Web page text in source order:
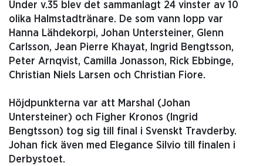
Under v.35 blev det sammanlagt 24 vinster av 10
olika Halmstadtränare. De som vann lopp var
Hanna Lähdekorpi, Johan Untersteiner, Glenn
Carlsson, Jean Pierre Khayat, Ingrid Bengtsson,
Peter Arnqvist, Camilla Jonasson, Rick Ebbinge,
Christian Niels Larsen och Christian Fiore.
Höjdpunkterna var att Marshal (Johan
Untersteiner) och Figher Kronos (Ingrid
Bengtsson) tog sig till final i Svenskt Travderby.
Johan fick även med Elegance Silvio till finalen i
Derbystoet.